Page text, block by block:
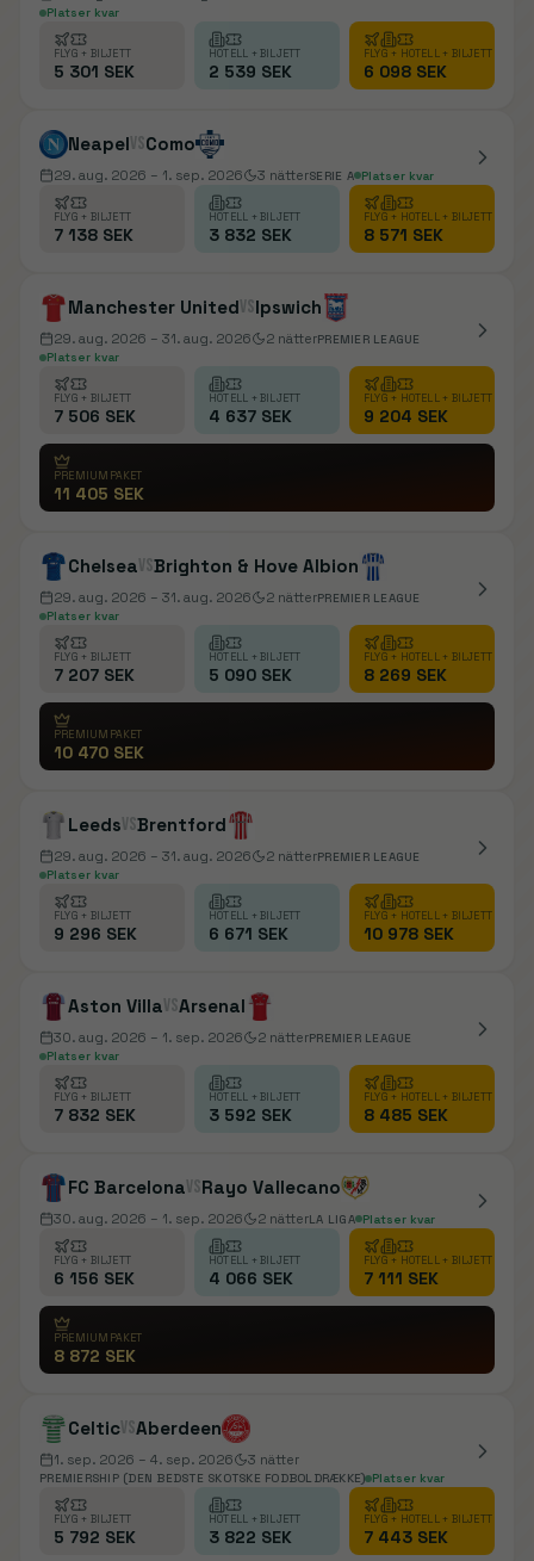
Platser kvar
FLYG + BILJETT
5 301 SEK
HOTELL + BILJETT
2 539 SEK
FLYG + HOTELL + BILJETT
6 098 SEK
NeapelvsComo
29. aug. 2026 – 1. sep. 2026 3 nätterSERIE A Platser kvar
FLYG + BILJETT
7 138 SEK
HOTELL + BILJETT
3 832 SEK
FLYG + HOTELL + BILJETT
8 571 SEK
Manchester UnitedvsIpswich
29. aug. 2026 – 31. aug. 2026 2 nätterPREMIER LEAGUE
Platser kvar
FLYG + BILJETT
7 506 SEK
HOTELL + BILJETT
4 637 SEK
FLYG + HOTELL + BILJETT
9 204 SEK
PREMIUMPAKET
11 405 SEK
ChelseavsBrighton & Hove Albion
29. aug. 2026 – 31. aug. 2026 2 nätterPREMIER LEAGUE
Platser kvar
FLYG + BILJETT
7 207 SEK
HOTELL + BILJETT
5 090 SEK
FLYG + HOTELL + BILJETT
8 269 SEK
PREMIUMPAKET
10 470 SEK
LeedsvsBrentford
29. aug. 2026 – 31. aug. 2026 2 nätterPREMIER LEAGUE
Platser kvar
FLYG + BILJETT
9 296 SEK
HOTELL + BILJETT
6 671 SEK
FLYG + HOTELL + BILJETT
10 978 SEK
Aston VillavsArsenal
30. aug. 2026 – 1. sep. 2026 2 nätterPREMIER LEAGUE
Platser kvar
FLYG + BILJETT
7 832 SEK
HOTELL + BILJETT
3 592 SEK
FLYG + HOTELL + BILJETT
8 485 SEK
FC BarcelonavsRayo Vallecano
30. aug. 2026 – 1. sep. 2026 2 nätterLA LIGA Platser kvar
FLYG + BILJETT
6 156 SEK
HOTELL + BILJETT
4 066 SEK
FLYG + HOTELL + BILJETT
7 111 SEK
PREMIUMPAKET
8 872 SEK
CelticvsAberdeen
1. sep. 2026 – 4. sep. 2026 3 nätter
PREMIERSHIP (DEN BEDSTE SKOTSKE FODBOLDRÆKKE) Platser kvar
FLYG + BILJETT
5 792 SEK
HOTELL + BILJETT
3 822 SEK
FLYG + HOTELL + BILJETT
7 443 SEK